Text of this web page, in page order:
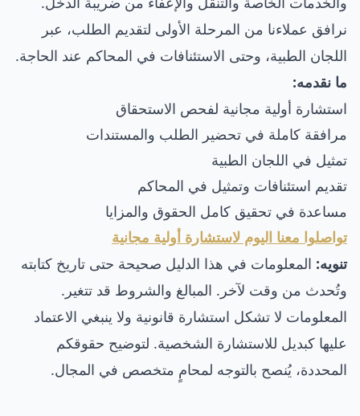
نرافق عملاءنا من المرحلة الأولى لتقديم الطلب، عبر
اللجان الطبية، وحتى الاستئنافات في المحاكم عند الحاجة.
ما نقدمه:
استشارة أولية مجانية لفحص الاستحقاق
مرافقة كاملة في تحضير الطلب والمستندات
تمثيل في اللجان الطبية
تقديم استئنافات وتمثيل في المحاكم
مساعدة في تحقيق كامل الحقوق والمزايا
تواصلوا معنا اليوم لاستشارة أولية مجانية
تنويه: المعلومات في هذا الدليل صحيحة حتى تاريخ كتابته
وتُحدث من وقت لآخر. المبالغ والشروط قد تتغير.
المعلومات لا تشكل استشارة قانونية ولا ينبغي الاعتماد
عليها كبديل للاستشارة الشخصية. لتوضيح حقوقكم
المحددة، يُنصح بالتوجه لمحامٍ متخصص في المجال.